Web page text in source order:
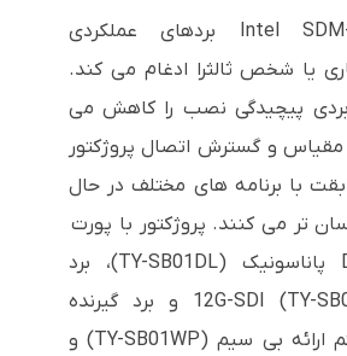
اسلات Intel SDM-ready بردهای عملکردی
یا شخص ثالثرا ادغام می کند.
پیچیدگی نصب را کاهش می
و گسترش اتصال پروژکتور
با برنامه های مختلف در حال
تر می کنند. پروژکتور با پورت
DIGITAL LINK پاناسونیک (TY-SB01DL)، برد
ترمینال 12G-SDI (TY-SB01QS) و برد گیرنده
PressIT سیستم ارائه بی سیم (TY-SB01WP) و